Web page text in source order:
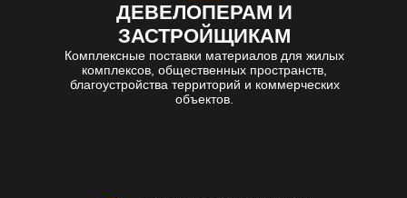
ДЕВЕЛОПЕРАМ И
ЗАСТРОЙЩИКАМ
Комплексные поставки материалов для жилых
комплексов, общественных пространств,
благоустройства территорий и коммерческих
объектов.